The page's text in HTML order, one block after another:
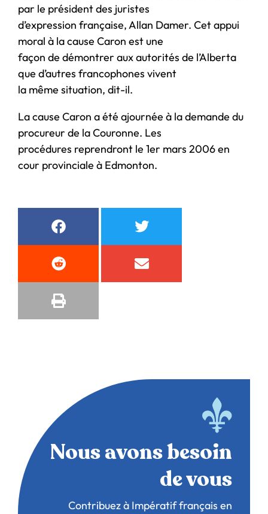
par le président des juristes
d’expression française, Allan Damer. Cet appui
moral à la cause Caron est une
façon de démontrer aux autorités de l’Alberta
que d’autres francophones vivent
la même situation, dit-il.
La cause Caron a été ajournée à la demande du
procureur de la Couronne. Les
procédures reprendront le 1er mars 2006 en
cour provinciale à Edmonton.
Nous avons besoin
de vous
Contribuez à Impératif français en